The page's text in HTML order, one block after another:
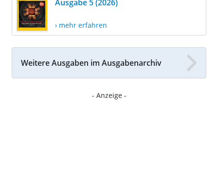
Ausgabe 5 (2026)
› mehr erfahren
Weitere Ausgaben im Ausgabenarchiv
- Anzeige -